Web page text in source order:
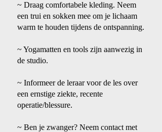
~ Draag comfortabele kleding. Neem
een trui en sokken mee om je lichaam
warm te houden tijdens de ontspanning.
~ Yogamatten en tools zijn aanwezig in
de studio.
~ Informeer de leraar voor de les over
een ernstige ziekte, recente
operatie/blessure.
~ Ben je zwanger? Neem contact met